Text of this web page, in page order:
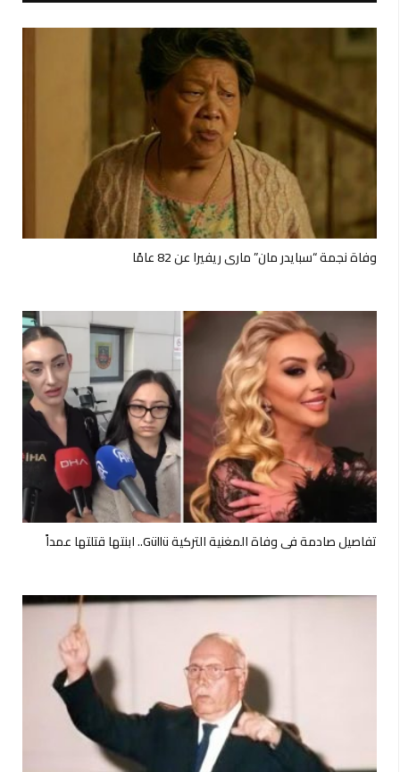
وفاة نجمة “سبايدر مان” ماري ريفيرا عن 82 عامًا
تفاصيل صادمة في وفاة المغنية التركية Güllü.. ابنتها قتلتها عمداً